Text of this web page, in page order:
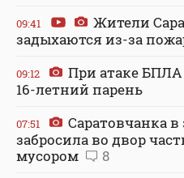
09:41
Жители
задыхаются из-за
09:12
При атаке БПЛА
16-летний парень
07:51
Саратовчанка в
забросила во двор
мусором
8